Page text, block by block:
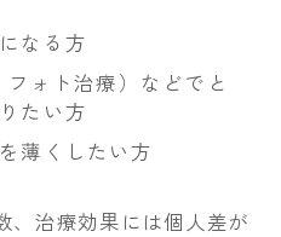
なる方
ォト治療）などでと
たい方
薄くしたい方
治療効果には個人差が